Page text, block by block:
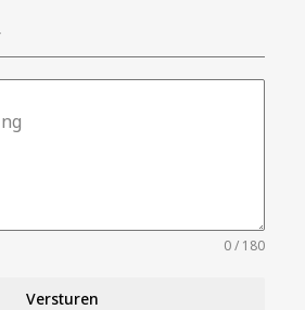
0 / 180
Versturen